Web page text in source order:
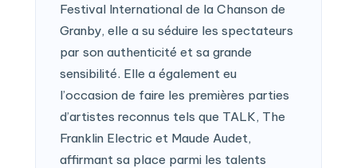
Festival International de la Chanson de
Granby, elle a su séduire les spectateurs
par son authenticité et sa grande
sensibilité. Elle a également eu
l’occasion de faire les premières parties
d’artistes reconnus tels que TALK, The
Franklin Electric et Maude Audet,
affirmant sa place parmi les talents